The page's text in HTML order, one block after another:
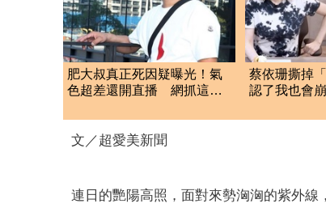
肥大叔真正死因疑曝光！氣
色超差還開直播 網抓這一
蔡依珊撕掉
認了我也會
文／超愛美新聞
連日的艷陽高照，面對來勢洶洶的紫外